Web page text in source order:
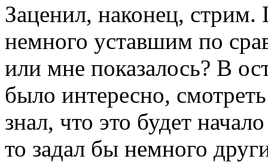
Заценил, наконец,
немного уставшим по
или мне показалось? В
было интересно,
знал, что это будет
то задал бы немного